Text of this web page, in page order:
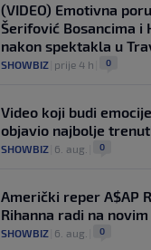
(VIDEO) Emotivna
Šerifović Bosancima i
nakon spektakla u
SHOWBIZ prije 4 h 0
Video koji budi
objavio najbolje
SHOWBIZ 6. aug. 0
Američki reper A$AP
Rihanna radi na
SHOWBIZ 6. aug. 0